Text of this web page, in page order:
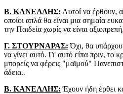
Β. ΚΑΝΕΛΛΗΣ: Αυτοί να έρθουν,
οποίοι απλά θα είναι μια σημαία
την Παιδεία χωρίς να είναι
Γ. ΣΤΟΥΡΝΑΡΑΣ: Όχι, θα
να γίνει αυτό. Γι' αυτό είπα πριν, το
μπορείς να φέρεις "μαϊμού"
άδεια..
Β. ΚΑΝΕΛΛΗΣ: Έχουν ήδη έρθει